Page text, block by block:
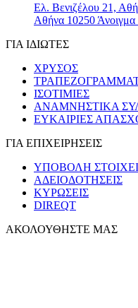
Ελ. Βενιζέλου 21,
Αθήνα 10250 Άνοιγμα
ΓΙΑ ΙΔΙΩΤΕΣ
ΧΡΥΣΟΣ
ΙΣΟΤΙΜΙΕΣ
ΑΝΑΜΝΗΣΤΙΚΑ
ΕΥΚΑΙΡΙΕΣ
ΓΙΑ ΕΠΙΧΕΙΡΗΣΕΙΣ
ΥΠΟΒΟΛΗ
ΑΔΕΙΟΔΟΤΗΣΕΙΣ
ΚΥΡΩΣΕΙΣ
DIREQT
ΑΚΟΛΟΥΘΗΣΤΕ ΜΑΣ